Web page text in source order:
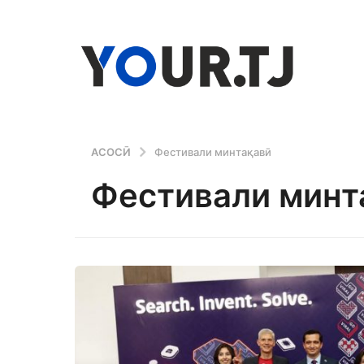
АСОСӢ Фестивали минтақавӣ
Фестивали